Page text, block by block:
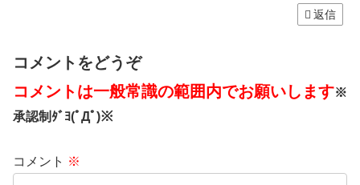
返信
コメントをどうぞ
コメントは一般常識の範囲内でお願いします※
承認制ﾀﾞﾖ(ﾟДﾟ)※
コメント ※